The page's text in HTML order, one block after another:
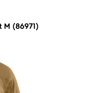
M (86971)